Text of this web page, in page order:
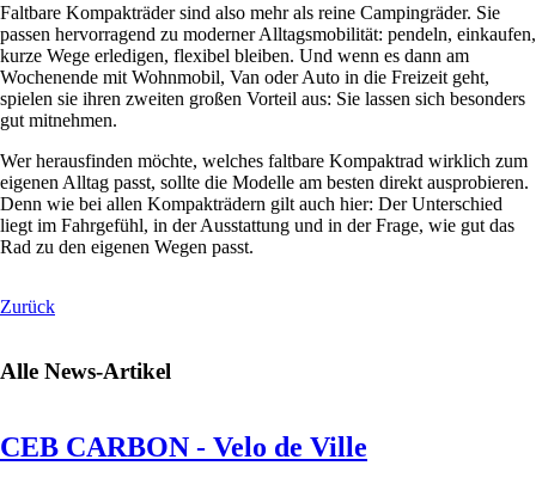
Faltbare Kompakträder sind also mehr als reine Campingräder. Sie
passen hervorragend zu moderner Alltagsmobilität: pendeln, einkaufen,
kurze Wege erledigen, flexibel bleiben. Und wenn es dann am
Wochenende mit Wohnmobil, Van oder Auto in die Freizeit geht,
spielen sie ihren zweiten großen Vorteil aus: Sie lassen sich besonders
gut mitnehmen.
Wer herausfinden möchte, welches faltbare Kompaktrad wirklich zum
eigenen Alltag passt, sollte die Modelle am besten direkt ausprobieren.
Denn wie bei allen Kompakträdern gilt auch hier: Der Unterschied
liegt im Fahrgefühl, in der Ausstattung und in der Frage, wie gut das
Rad zu den eigenen Wegen passt.
Zurück
Alle News-Artikel
CEB CARBON - Velo de Ville